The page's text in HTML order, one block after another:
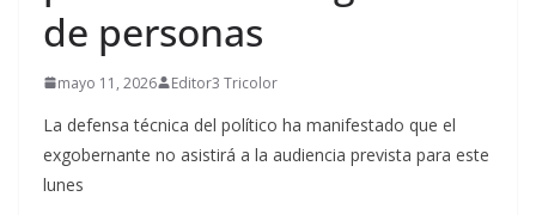
de personas
mayo 11, 2026 Editor3 Tricolor
La defensa técnica del político ha manifestado que el
exgobernante no asistirá a la audiencia prevista para este
lunes